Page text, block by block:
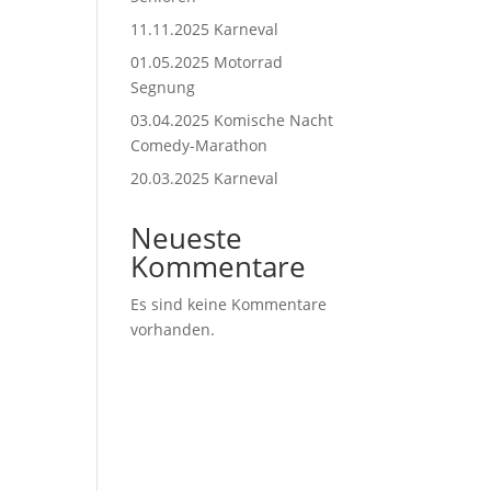
11.11.2025 Karneval
01.05.2025 Motorrad
Segnung
03.04.2025 Komische Nacht
Comedy-Marathon
20.03.2025 Karneval
Neueste
Kommentare
Es sind keine Kommentare
vorhanden.